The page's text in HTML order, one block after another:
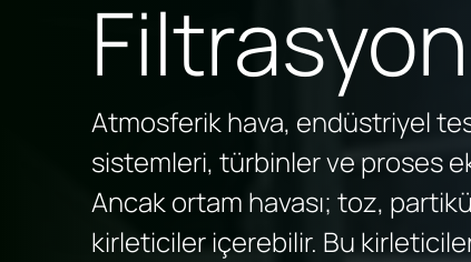
Atmosferik hava, endüstriyel
sistemleri, türbinler ve proses
Ancak ortam havası; toz,
kirleticiler içerebilir. Bu